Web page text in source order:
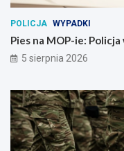
POLICJA WYPADKI
Pies na MOP-ie:
5 sierpnia 2026